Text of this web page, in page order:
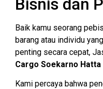
Baik kamu seorang
barang atau individu
penting secara cepat,
Cargo Soekarno Hatta
Kami percaya bahwa